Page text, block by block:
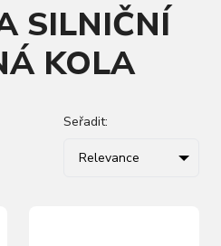
SILNIČNÍ
KOLA
Seřadit:
Relevance